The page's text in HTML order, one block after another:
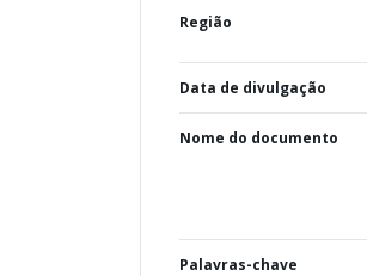
Região
Data de divulgação
Nome do documento
Palavras-chave